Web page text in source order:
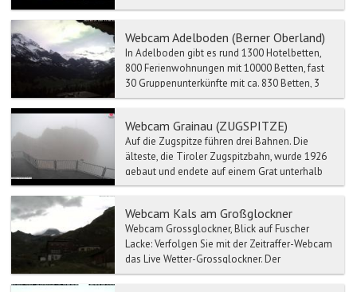
Webcam Adelboden (Berner Oberland)
In Adelboden gibt es rund 1300 Hotelbetten,
800 Ferienwohnungen mit 10000 Betten, fast
30 Gruppenunterkünfte mit ca. 830 Betten, 3
Campingplätze un...
Webcam Grainau (ZUGSPITZE)
Auf die Zugspitze führen drei Bahnen. Die
älteste, die Tiroler Zugspitzbahn, wurde 1926
gebaut und endete auf einem Grat unterhalb
des Gipfels, bev...
Webcam Kals am Großglockner
Webcam Grossglockner, Blick auf Fuscher
Lacke: Verfolgen Sie mit der Zeitraffer-Webcam
das Live Wetter-Grossglockner. Der
Großglockne...